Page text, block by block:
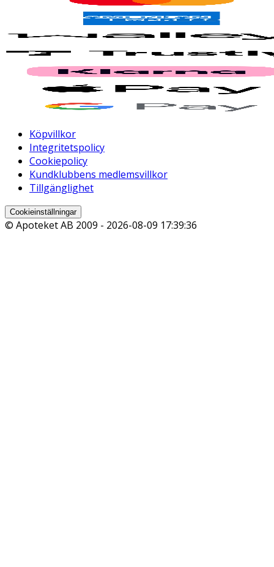
Köpvillkor
Integritetspolicy
Cookiepolicy
Kundklubbens medlemsvillkor
Tillgänglighet
Cookieinställningar
© Apoteket AB 2009 - 2026-08-09 17:39:36